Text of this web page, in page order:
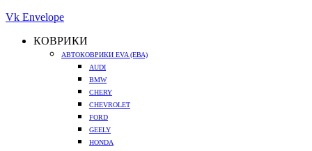
Vk Envelope
КОВРИКИ
АВТОКОВРИКИ EVA (ЕВА)
AUDI
BMW
CHERY
CHEVROLET
FORD
GEELY
HONDA